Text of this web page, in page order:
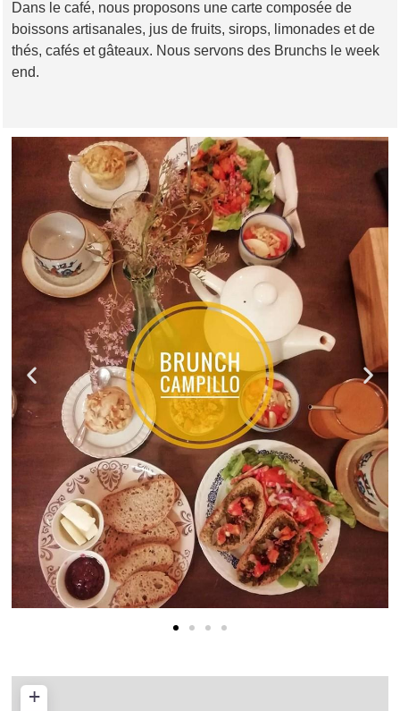
Dans le café, nous proposons une carte composée de
boissons artisanales, jus de fruits, sirops, limonades et de
thés, cafés et gâteaux. Nous servons des Brunchs le week
end.
+